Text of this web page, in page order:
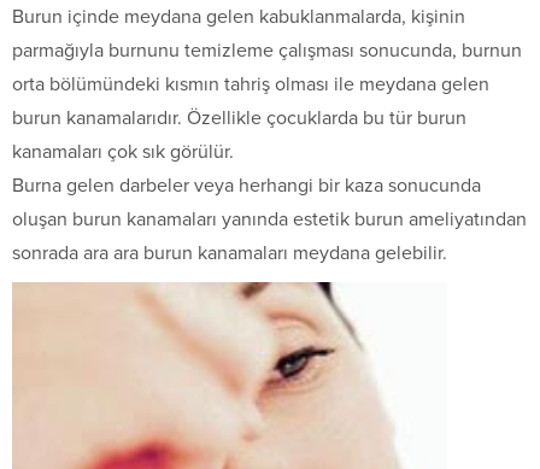
Burun içinde meydana gelen kabuklanmalarda, kişinin
parmağıyla burnunu temizleme çalışması sonucunda, burnun
orta bölümündeki kısmın tahriş olması ile meydana gelen
burun kanamalarıdır. Özellikle çocuklarda bu tür burun
kanamaları çok sık görülür.
Burna gelen darbeler veya herhangi bir kaza sonucunda
oluşan burun kanamaları yanında estetik burun ameliyatından
sonrada ara ara burun kanamaları meydana gelebilir.